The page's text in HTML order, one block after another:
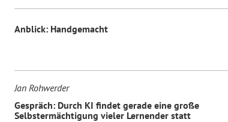
Anblick: Handgemacht
Jan Rohwerder
Gespräch: Durch KI findet gerade eine große
Selbstermächtigung vieler Lernender statt